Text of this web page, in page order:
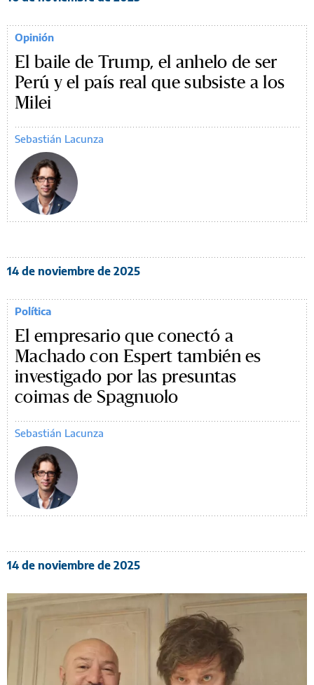
Opinión
El baile de Trump, el anhelo de ser
Perú y el país real que subsiste a los
Milei
Sebastián Lacunza
14 de noviembre de 2025
Política
El empresario que conectó a
Machado con Espert también es
investigado por las presuntas
coimas de Spagnuolo
Sebastián Lacunza
14 de noviembre de 2025